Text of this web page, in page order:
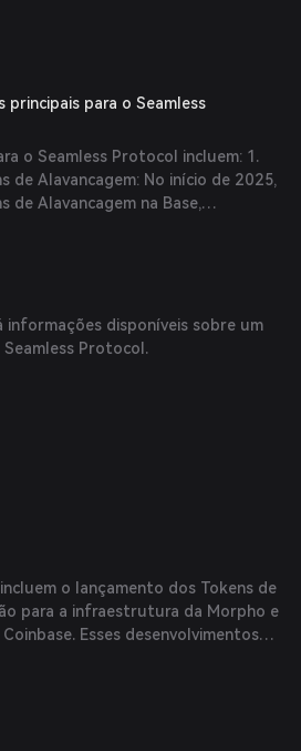
pelo token SEAM, o protocolo
proponham, deleguem e
Contribuidores e conselheiros
CertiK, Kraken, Ampleforth e
principais para o Seamless
o Seamless Protocol incluem: 1.
de Alavancagem: No início de 2025,
de Alavancagem na Base,
automatizadas embaladas
para a Infraestrutura da
para a infraestrutura de
da Morpho para acelerar a
liberdade arquitetônica. 3.
de projeto nativo baseado na
marcando uma conquista
informações disponíveis sobre um
Protocol.
o lançamento dos Tokens de
para a infraestrutura da Morpho e
Esses desenvolvimentos
do Seamless Protocol com a